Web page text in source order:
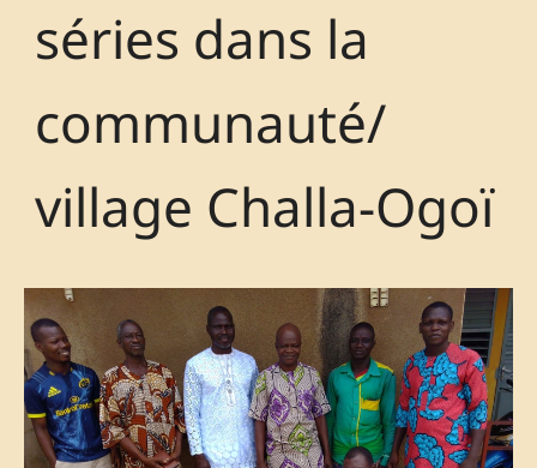
séries dans la
communauté/
village Challa-Ogoï